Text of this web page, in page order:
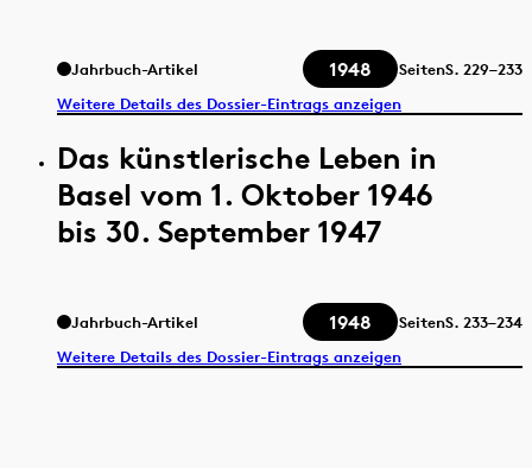
Jahrbuch-Artikel 1948 SeitenS. 229–233
Weitere Details des Dossier-Eintrags anzeigen
Das künstlerische Leben in
Basel vom 1. Oktober 1946
bis 30. September 1947
Jahrbuch-Artikel 1948 SeitenS. 233–234
Weitere Details des Dossier-Eintrags anzeigen